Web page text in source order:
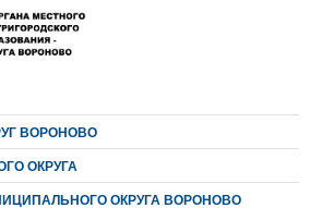
ВОРОНОВО
ОКРУГА
ОКРУГА ВОРОНОВО